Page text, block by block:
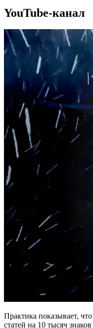
YouTube-канал
Практика показывает,
статей на 10 тысяч